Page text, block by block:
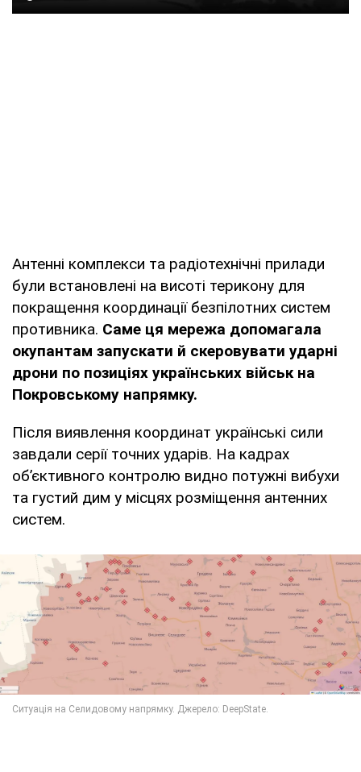
Антенні комплекси та радіотехнічні прилади
були встановлені на висоті терикону для
покращення координації безпілотних систем
противника. Саме ця мережа допомагала
окупантам запускати й скеровувати ударні
дрони по позиціях українських військ на
Покровському напрямку.
Після виявлення координат українські сили
завдали серії точних ударів. На кадрах
об’єктивного контролю видно потужні вибухи
та густий дим у місцях розміщення антенних
систем.